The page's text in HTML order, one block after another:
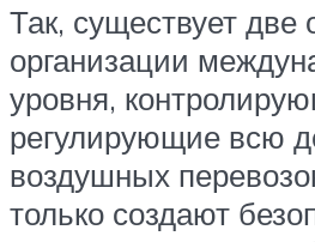
Так, существует две
организации
уровня,
регулирующие всю
воздушных
только создают